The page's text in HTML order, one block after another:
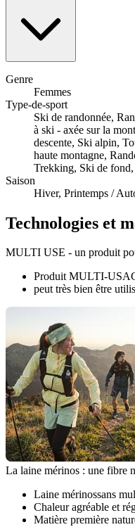
Genre
Femmes
Type-de-sport
Ski de randonnée,
à ski - axée sur la
descente, Ski alpin,
haute montagne,
Trekking, Ski de
Saison
Hiver, Printemps /
Technologies et
MULTI USE - un produit
Produit MULTI-
peut très bien être
La laine mérinos : une fibre
Laine mérinossans
Chaleur agréable et
Matière première